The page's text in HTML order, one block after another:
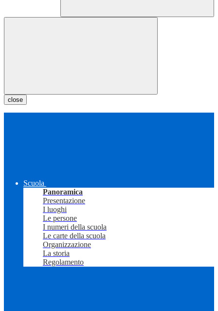
close
Scuola
Panoramica
Presentazione
I luoghi
Le persone
I numeri della scuola
Le carte della scuola
Organizzazione
La storia
Regolamento